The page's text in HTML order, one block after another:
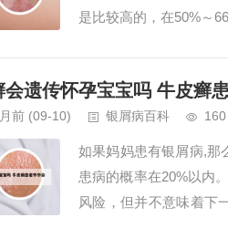
是比较高的，在50%～
会遗传怀孕宝宝吗 牛皮癣
前 (09-10) 银屑病百科 160
如果妈妈患有银屑病,那
患病的概率在20%以内
风险，但并不意味着下